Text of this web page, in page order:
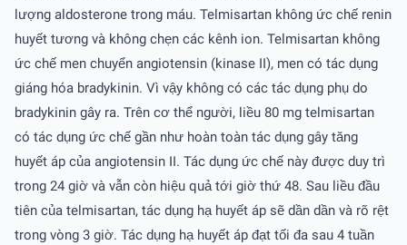
lượng aldosterone trong máu. Telmisartan không ức chế renin
huyết tương và không chẹn các kênh ion. Telmisartan không
ức chế men chuyển angiotensin (kinase II), men có tác dụng
giáng hóa bradykinin. Vì vậy không có các tác dụng phụ do
bradykinin gây ra. Trên cơ thể người, liều 80 mg telmisartan
có tác dụng ức chế gần như hoàn toàn tác dụng gây tăng
huyết áp của angiotensin II. Tác dụng ức chế này được duy trì
trong 24 giờ và vẫn còn hiệu quả tới giờ thứ 48. Sau liều đầu
tiên của telmisartan, tác dụng hạ huyết áp sẽ dần dần và rõ rệt
trong vòng 3 giờ. Tác dụng hạ huyết áp đạt tối đa sau 4 tuần